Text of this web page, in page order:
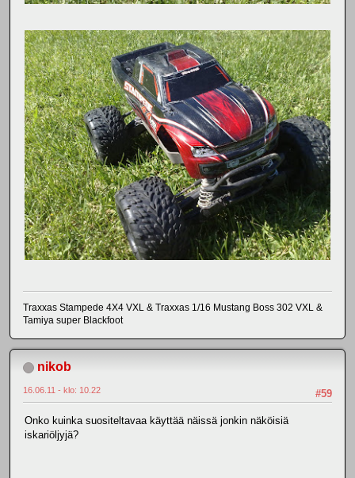
Traxxas Stampede 4X4 VXL & Traxxas 1/16 Mustang Boss 302 VXL &
Tamiya super Blackfoot
nikob
#59
16.06.11 - klo: 10.22
Onko kuinka suositeltavaa käyttää näissä jonkin näköisiä
iskariöljyjä?